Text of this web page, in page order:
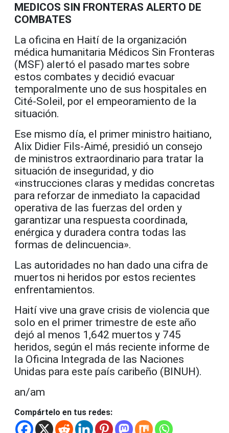
MEDICOS SIN FRONTERAS ALERTO DE
COMBATES
La oficina en Haití de la organización
médica humanitaria Médicos Sin Fronteras
(MSF) alertó el pasado martes sobre
estos combates y decidió evacuar
temporalmente uno de sus hospitales en
Cité-Soleil, por el empeoramiento de la
situación.
Ese mismo día, el primer ministro haitiano,
Alix Didier Fils-Aimé, presidió un consejo
de ministros extraordinario para tratar la
situación de inseguridad, y dio
«instrucciones claras y medidas concretas
para reforzar de inmediato la capacidad
operativa de las fuerzas del orden y
garantizar una respuesta coordinada,
enérgica y duradera contra todas las
formas de delincuencia».
Las autoridades no han dado una cifra de
muertos ni heridos por estos recientes
enfrentamientos.
Haití vive una grave crisis de violencia que
solo en el primer trimestre de este año
dejó al menos 1,642 muertos y 745
heridos, según el más reciente informe de
la Oficina Integrada de las Naciones
Unidas para este país caribeño (BINUH).
an/am
Compártelo en tus redes: